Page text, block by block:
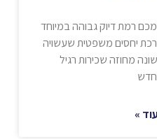
רמת דיוק גבוהה במיוחד
יחסים משפטית שעשויה
מחוזה שכירות רגיל
»